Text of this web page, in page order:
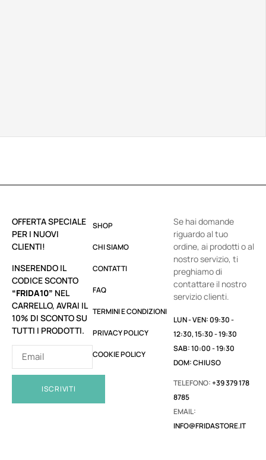
OFFERTA SPECIALE
PER I NUOVI
CLIENTI!
INSERENDO IL
CODICE SCONTO
“FRIDA10” NEL
CARRELLO, AVRAI IL
10% DI SCONTO SU
TUTTI I PRODOTTI.
ISCRIVITI
SHOP
CHI SIAMO
CONTATTI
FAQ
TERMINI E CONDIZIONI
PRIVACY POLICY
COOKIE POLICY
Se hai domande
riguardo al tuo
ordine, ai prodotti o al
nostro servizio, ti
preghiamo di
contattare il nostro
servizio clienti.
LUN - VEN: 09:30 -
12:30, 15:30 - 19:30
SAB: 10:00 - 19:30
DOM: CHIUSO
TELEFONO:+39 379 178
8785
EMAIL:
INFO@FRIDASTORE.IT